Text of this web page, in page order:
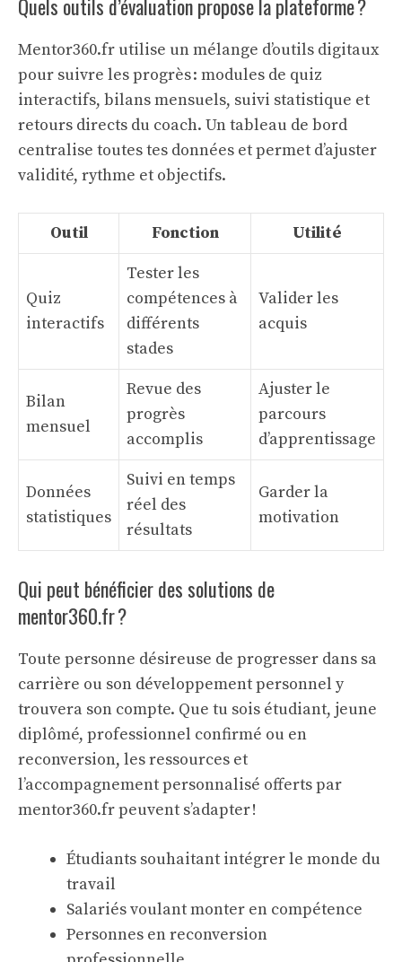
Quels outils d’évaluation propose la plateforme ?
Mentor360.fr utilise un mélange d’outils digitaux
pour suivre les progrès : modules de quiz
interactifs, bilans mensuels, suivi statistique et
retours directs du coach. Un tableau de bord
centralise toutes tes données et permet d’ajuster
validité, rythme et objectifs.
Outil Fonction Utilité
Quiz
interactifs
Tester les
compétences à
différents
stades
Valider les
acquis
Bilan
mensuel
Revue des
progrès
accomplis
Ajuster le
parcours
d’apprentissage
Données
statistiques
Suivi en temps
réel des
résultats
Garder la
motivation
Qui peut bénéficier des solutions de
mentor360.fr ?
Toute personne désireuse de progresser dans sa
carrière ou son développement personnel y
trouvera son compte. Que tu sois étudiant, jeune
diplômé, professionnel confirmé ou en
reconversion, les ressources et
l’accompagnement personnalisé offerts par
mentor360.fr peuvent s’adapter !
Étudiants souhaitant intégrer le monde du
travail
Salariés voulant monter en compétence
Personnes en reconversion